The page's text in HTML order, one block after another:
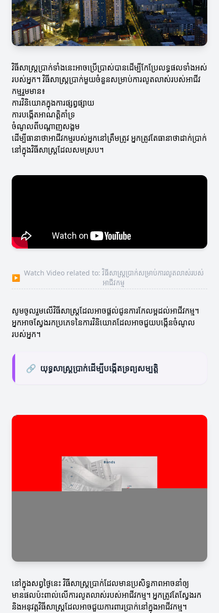
វិធីសាស្ត្រប្រាក់ទាំងនេះអាចប្រើប្រាស់បានដើម្បីកែប្រែលទ្ធផលទាំងអស់
របស់អ្នក។ វិធីសាស្ត្រប្រាក់មួយចំនួនសម្រាប់ការលូតលាស់របស់អាជីវ
កម្មរួមមាន៖
ការវិនិយោគក្នុងការផ្សព្វផ្សាយ
ការបង្កើតអាណត្តិគាំទ្រ
ចំណូលពីបណ្តាញសង្គម
ដើម្បីធានាថាអាជីវកម្មរបស់អ្នកនៅត្រឹមត្រូវ អ្នកត្រូវតែធានាថាដាក់ប្រាក់
នៅក្នុងវិធីសាស្ត្រដែលសមស្រប។
▶
Watch Video related to: វិធីសាស្ត្រប្រាក់សម្រាប់ការលូតលាស់របស់
អាជីវកម្ម
សូមចូលរួមលើវិធីសាស្ត្រដែលអាចផ្តល់ជូនការកែលម្អដល់អាជីវកម្ម។
អ្នកអាចស្វែងរកប្រភេទនៃការវិនិយោគដែលអាចជួយបង្កើនចំណូល
របស់អ្នក។
🔗 យុទ្ធសាស្ត្រប្រាក់ដើម្បីបង្កើតទ្រព្យសម្បត្តិ
នៅក្នុងសព្វថ្ងៃនេះ វិធីសាស្ត្រប្រាក់ដែលមានប្រសិទ្ធភាពអាចនាំឲ្យ
មានផលប៉ះពាល់លើការលូតលាស់របស់អាជីវកម្ម។ អ្នកត្រូវតែស្វែងរក
និងអនុវត្តវិធីសាស្ត្រដែលអាចជួយការពារប្រាក់នៅក្នុងអាជីវកម្ម។